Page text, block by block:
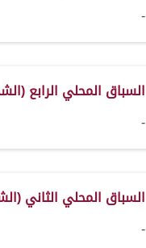
-
السباق المحلي الرابع (الشحانية
-
السباق المحلي الثاني (الشحانية
-